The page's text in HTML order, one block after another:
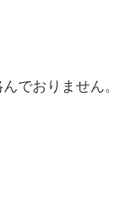
でおりません。